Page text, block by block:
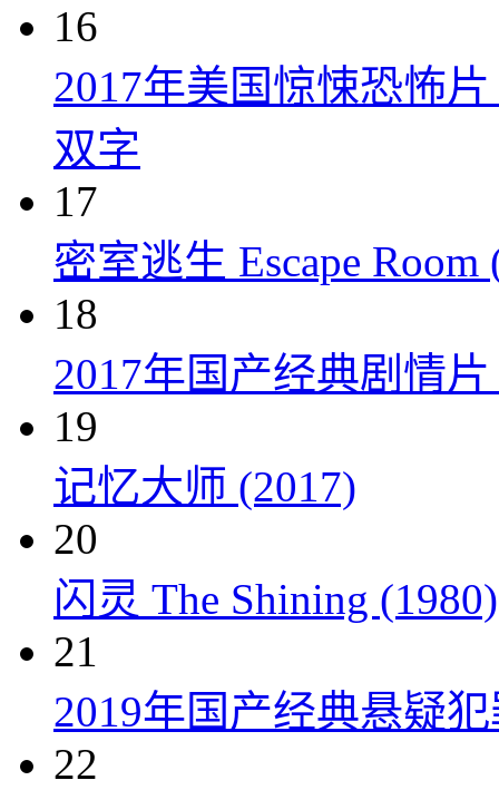
16
2017年美国惊悚恐怖
双字
17
密室逃生 Escape Room
18
2017年国产经典剧情
19
记忆大师 (2017)
20
闪灵 The Shining (1980)
21
2019年国产经典悬疑
22